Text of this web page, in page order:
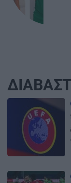
Image